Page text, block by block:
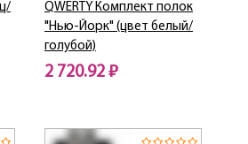
QWERTY Комплект полок
"Нью-Йорк" (цвет белый/
голубой)
2 720.92 ₽